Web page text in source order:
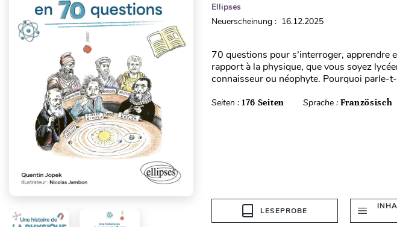
Ellipses
Neuerscheinung : 16.12.2025
70 questions pour s’interroger, apprendre
rapport à la physique, que vous soyez
connaisseur ou néophyte. Pourquoi parle-
Seiten : 176 Seiten Sprache : Französisch
LESEPROBE